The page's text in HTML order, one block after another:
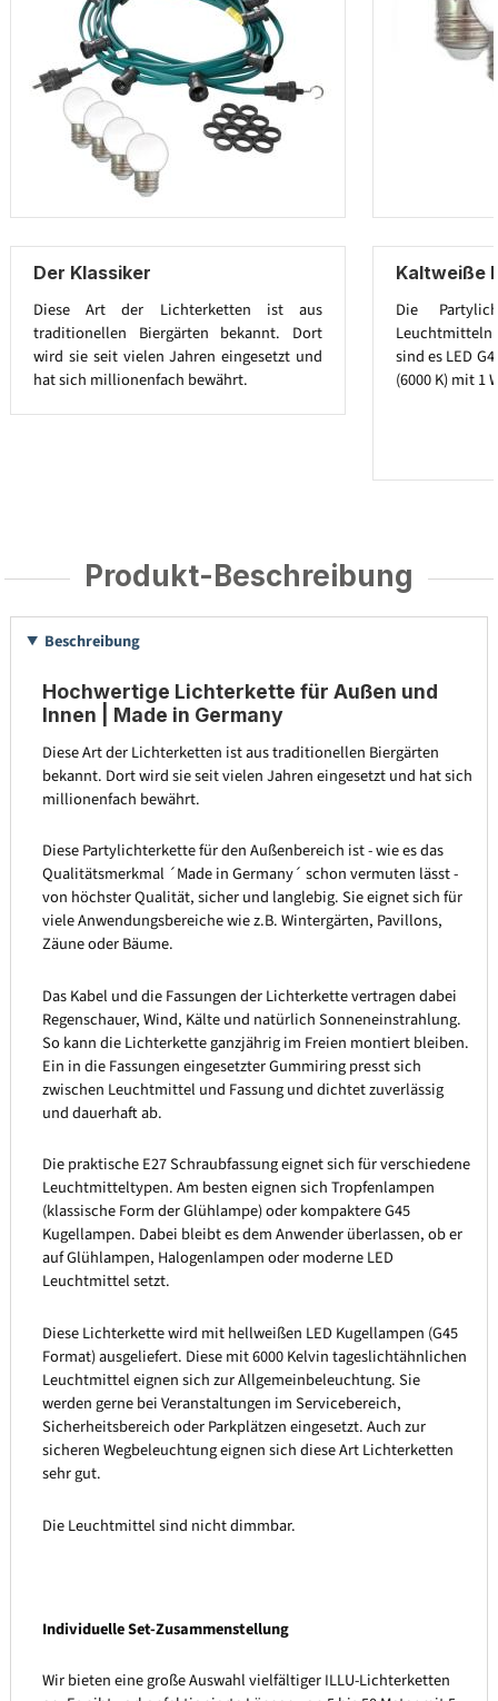
Der Klassiker
Diese Art der Lichterketten ist aus
traditionellen Biergärten bekannt. Dort
wird sie seit vielen Jahren eingesetzt und
hat sich millionenfach bewährt.
Kaltweiße
Die
Leuchtmitteln
sind es LED
(6000 K) mit 1
Produkt-Beschreibung
Beschreibung
Hochwertige Lichterkette für Außen und
Innen | Made in Germany
Diese Art der Lichterketten ist aus traditionellen Biergärten
bekannt. Dort wird sie seit vielen Jahren eingesetzt und hat sich
millionenfach bewährt.
Diese Partylichterkette für den Außenbereich ist - wie es das
Qualitätsmerkmal ´Made in Germany´ schon vermuten lässt -
von höchster Qualität, sicher und langlebig. Sie eignet sich für
viele Anwendungsbereiche wie z.B. Wintergärten, Pavillons,
Zäune oder Bäume.
Das Kabel und die Fassungen der Lichterkette vertragen dabei
Regenschauer, Wind, Kälte und natürlich Sonneneinstrahlung.
So kann die Lichterkette ganzjährig im Freien montiert bleiben.
Ein in die Fassungen eingesetzter Gummiring presst sich
zwischen Leuchtmittel und Fassung und dichtet zuverlässig
und dauerhaft ab.
Die praktische E27 Schraubfassung eignet sich für verschiedene
Leuchtmitteltypen. Am besten eignen sich Tropfenlampen
(klassische Form der Glühlampe) oder kompaktere G45
Kugellampen. Dabei bleibt es dem Anwender überlassen, ob er
auf Glühlampen, Halogenlampen oder moderne LED
Leuchtmittel setzt.
Diese Lichterkette wird mit hellweißen LED Kugellampen (G45
Format) ausgeliefert. Diese mit 6000 Kelvin tageslichtähnlichen
Leuchtmittel eignen sich zur Allgemeinbeleuchtung. Sie
werden gerne bei Veranstaltungen im Servicebereich,
Sicherheitsbereich oder Parkplätzen eingesetzt. Auch zur
sicheren Wegbeleuchtung eignen sich diese Art Lichterketten
sehr gut.
Die Leuchtmittel sind nicht dimmbar.
Individuelle Set-Zusammenstellung
Wir bieten eine große Auswahl vielfältiger ILLU-Lichterketten